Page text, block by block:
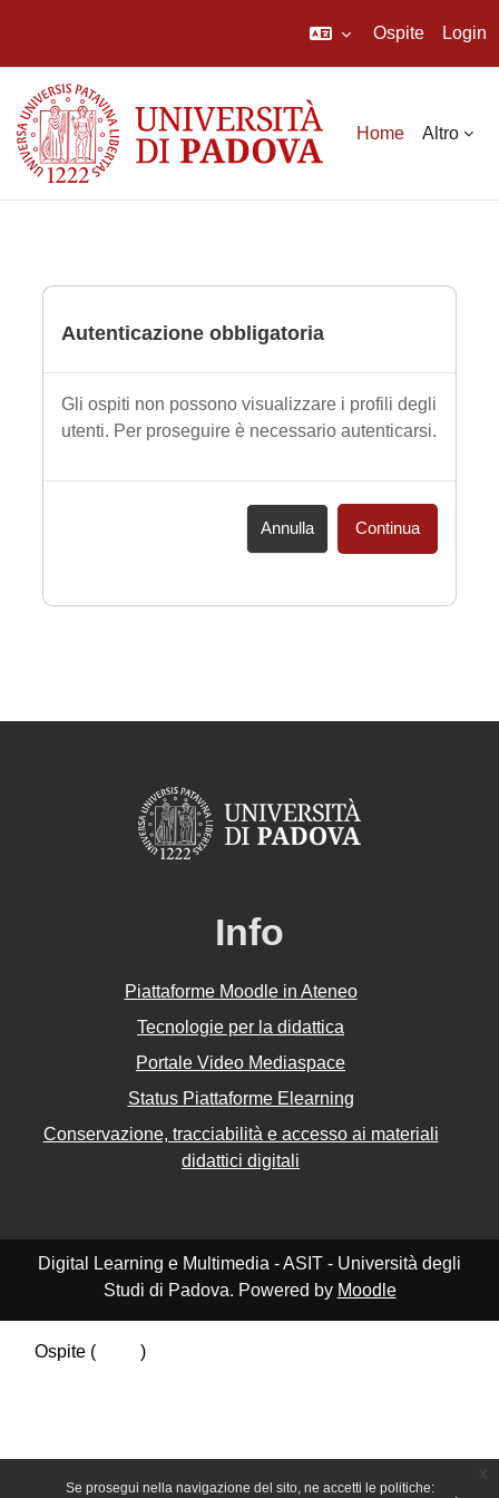
Se prosegui nella navigazione del sito, ne accetti le politiche:
Ospite Login
Home Altro
Autenticazione obbligatoria
Gli ospiti non possono visualizzare i profili degli
utenti. Per proseguire è necessario autenticarsi.
Annulla Continua
Info
Piattaforme Moodle in Ateneo
Tecnologie per la didattica
Portale Video Mediaspace
Status Piattaforme Elearning
Conservazione, tracciabilità e accesso ai materiali
didattici digitali
Digital Learning e Multimedia - ASIT - Università degli
Studi di Padova. Powered by Moodle
Ospite (
)